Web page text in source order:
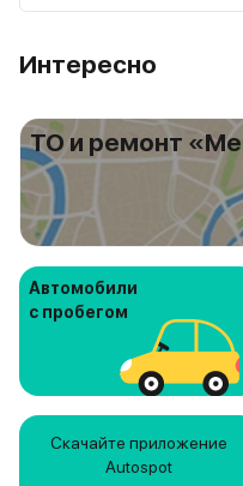
Интересно
ТО и ремонт
Автомобили
с пробегом
Скачайте приложение
Autospot